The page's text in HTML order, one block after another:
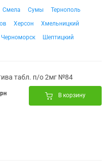
Смела Сумы
Тернополь
Херсон
Хмельницкий
Черноморск Шептицкий
табл. п/о 2мг №84
В корзину